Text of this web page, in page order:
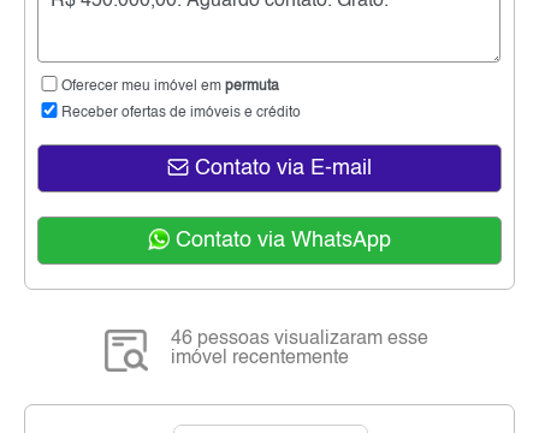
Oferecer meu imóvel em permuta
Receber ofertas de imóveis e crédito
Contato via E-mail
Contato via WhatsApp
46 pessoas visualizaram esse
imóvel recentemente